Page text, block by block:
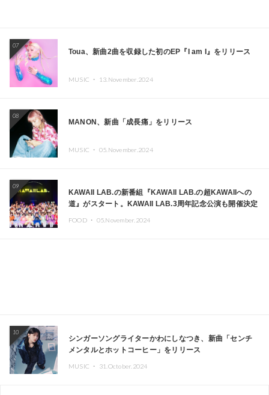
07
Toua、新曲2曲を収録した初のEP『I am I』をリリース
MUSIC ・ 13.November.2024
08
MANON、新曲「成長痛」をリリース
MUSIC ・ 05.November.2024
09
KAWAII LAB.の新番組『KAWAII LAB.の超KAWAIIへの
道』がスタート。KAWAII LAB.3周年記念公演も開催決定
FOOD ・ 05.November.2024
10
シンガーソングライターかわにしなつき、新曲「センチ
メンタルとホットコーヒー」をリリース
MUSIC ・ 31.October.2024